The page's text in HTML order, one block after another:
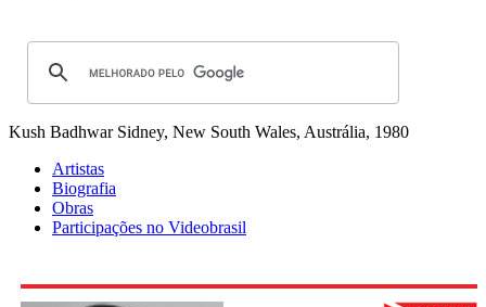
Kush Badhwar Sidney, New South Wales, Austrália, 1980
Artistas
Biografia
Obras
Participações no Videobrasil